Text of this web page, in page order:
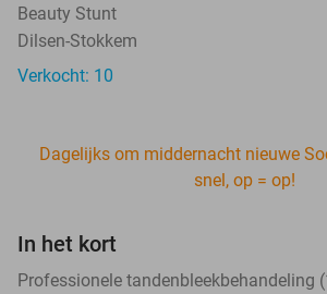
Beauty Stunt
Dilsen-Stokkem
Verkocht: 10
Dagelijks om middernacht nieuwe
snel, op = op!
In het kort
Professionele tandenbleekbehandeling